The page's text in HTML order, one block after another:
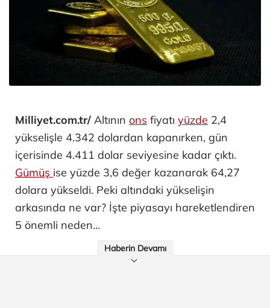
Milliyet.com.tr/ Altının ons fiyatı yüzde 2,4
yükselişle 4.342 dolardan kapanırken, gün
içerisinde 4.411 dolar seviyesine kadar çıktı.
Gümüş ise yüzde 3,6 değer kazanarak 64,27
dolara yükseldi. Peki altındaki yükselişin
arkasında ne var? İşte piyasayı hareketlendiren
5 önemli neden...
Haberin Devamı